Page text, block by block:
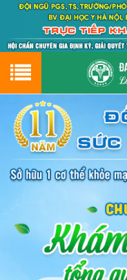
Hotline
GIỚI THIỆU
GIỚI
CƠ SỞ
ĐẶT
ĐƯỜNG
PHỤ KHOA